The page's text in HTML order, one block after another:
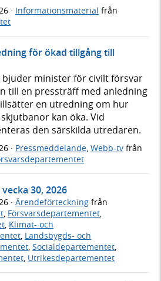
· Informationsmaterial från
för ökad tillgång till
bjuder minister för civilt försvar
till en pressträff med anledning
en utredning om hur
kan öka. Vid
den särskilda utredaren.
· Pressmeddelande, Webb-tv från
30, 2026
· Ärendeförteckning från
Försvarsdepartementet
Klimat- och
Landsbygds- och
Socialdepartementet
Utrikesdepartementet